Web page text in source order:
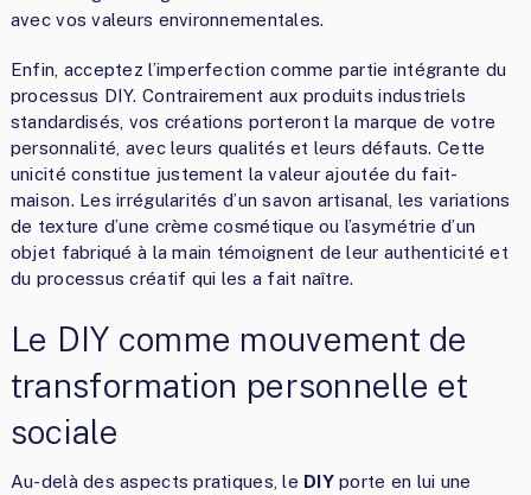
avec vos valeurs environnementales.
Enfin, acceptez l’imperfection comme partie intégrante du
processus DIY. Contrairement aux produits industriels
standardisés, vos créations porteront la marque de votre
personnalité, avec leurs qualités et leurs défauts. Cette
unicité constitue justement la valeur ajoutée du fait-
maison. Les irrégularités d’un savon artisanal, les variations
de texture d’une crème cosmétique ou l’asymétrie d’un
objet fabriqué à la main témoignent de leur authenticité et
du processus créatif qui les a fait naître.
Le DIY comme mouvement de
transformation personnelle et
sociale
Au-delà des aspects pratiques, le DIYporte en lui une